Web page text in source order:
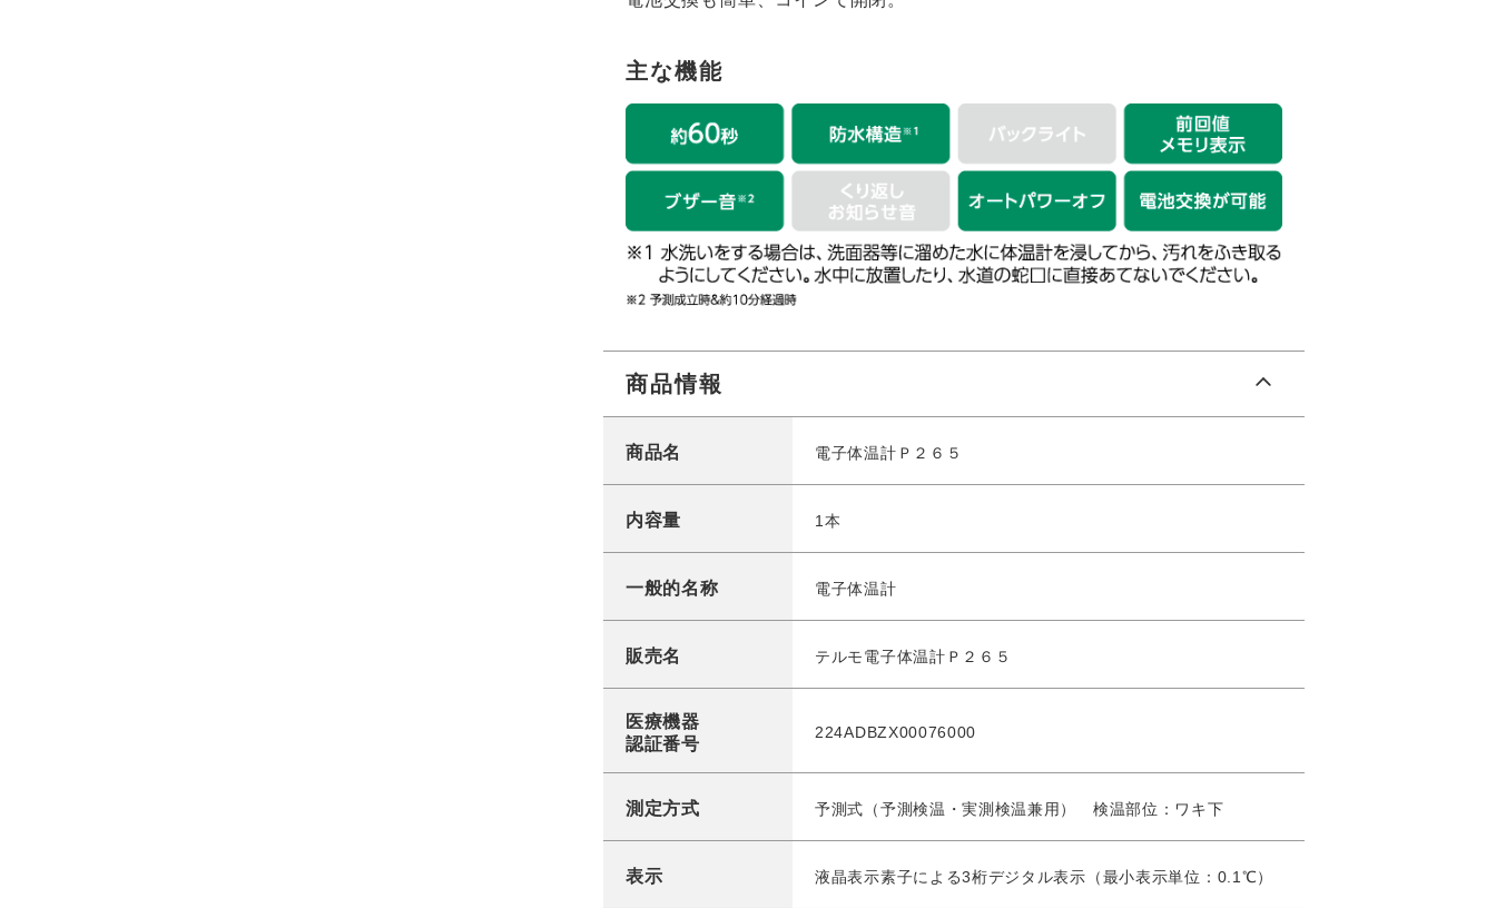
主な機能
商品情報
商品名 電子体温計Ｐ２６５
内容量 1本
一般的名称 電子体温計
販売名 テルモ電子体温計Ｐ２６５
医療機器
認証番号
224ADBZX00076000
測定方式 予測式（予測検温・実測検温兼用） 検温部位：ワキ下
表示 液晶表示素子による3桁デジタル表示（最小表示単位：0.1℃）